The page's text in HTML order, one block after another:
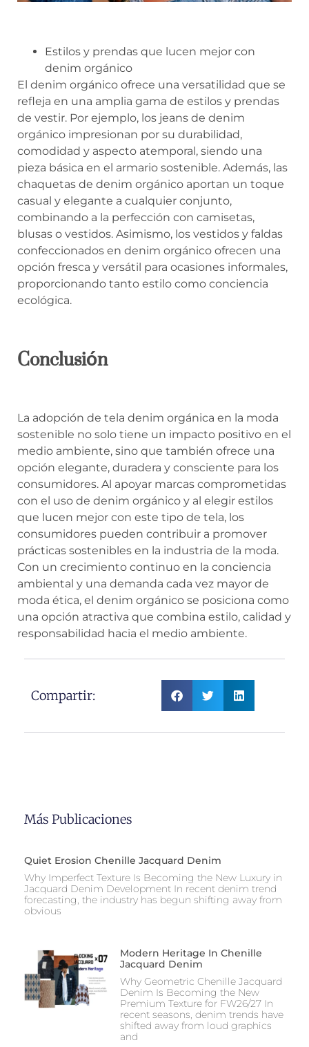
Estilos y prendas que lucen mejor con
denim orgánico
El denim orgánico ofrece una versatilidad que se
refleja en una amplia gama de estilos y prendas
de vestir. Por ejemplo, los jeans de denim
orgánico impresionan por su durabilidad,
comodidad y aspecto atemporal, siendo una
pieza básica en el armario sostenible. Además, las
chaquetas de denim orgánico aportan un toque
casual y elegante a cualquier conjunto,
combinando a la perfección con camisetas,
blusas o vestidos. Asimismo, los vestidos y faldas
confeccionados en denim orgánico ofrecen una
opción fresca y versátil para ocasiones informales,
proporcionando tanto estilo como conciencia
ecológica.
Conclusión
La adopción de tela denim orgánica en la moda
sostenible no solo tiene un impacto positivo en el
medio ambiente, sino que también ofrece una
opción elegante, duradera y consciente para los
consumidores. Al apoyar marcas comprometidas
con el uso de denim orgánico y al elegir estilos
que lucen mejor con este tipo de tela, los
consumidores pueden contribuir a promover
prácticas sostenibles en la industria de la moda.
Con un crecimiento continuo en la conciencia
ambiental y una demanda cada vez mayor de
moda ética, el denim orgánico se posiciona como
una opción atractiva que combina estilo, calidad y
responsabilidad hacia el medio ambiente.
Compartir:
Más Publicaciones
Quiet Erosion Chenille Jacquard Denim
Why Imperfect Texture Is Becoming the New Luxury in
Jacquard Denim Development In recent denim trend
forecasting, the industry has begun shifting away from
obvious
Modern Heritage In Chenille
Jacquard Denim
Why Geometric Chenille Jacquard
Denim Is Becoming the New
Premium Texture for FW26/27 In
recent seasons, denim trends have
shifted away from loud graphics
and